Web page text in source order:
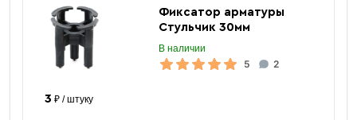
Фиксатор арматуры
Стульчик 30мм
В наличии
5 2
3 ₽ / штуку